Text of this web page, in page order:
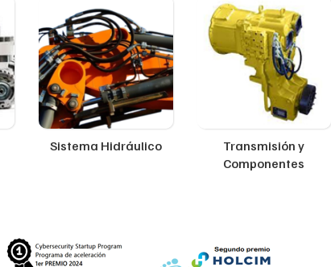
Sistema Hidráulico
Transmisión y
Componentes